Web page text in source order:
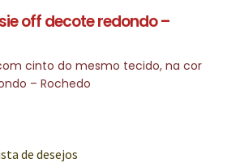
off decote redondo –
cinto do mesmo tecido, na cor
– Rochedo
de desejos